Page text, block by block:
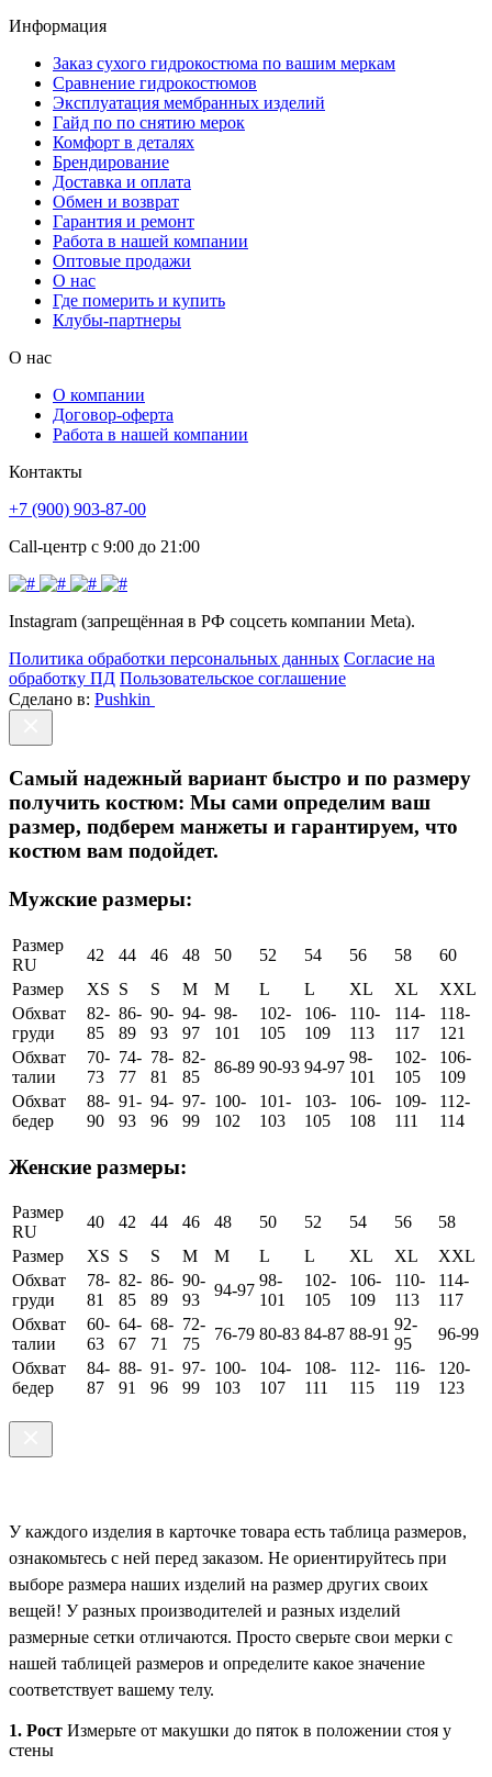
Информация
Заказ сухого гидрокостюма по вашим меркам
Сравнение гидрокостюмов
Эксплуатация мембранных изделий
Гайд по по снятию мерок
Комфорт в деталях
Брендирование
Доставка и оплата
Обмен и возврат
Гарантия и ремонт
Работа в нашей компании
Оптовые продажи
О нас
Где померить и купить
Клубы-партнеры
О нас
О компании
Договор-оферта
Работа в нашей компании
Контакты
+7 (900) 903-87-00
Call-центр с 9:00 до 21:00
Instagram (запрещённая в РФ соцсеть компании Meta).
Политика обработки персональных данных Согласие на
обработку ПД Пользовательское соглашение
Сделано в: Pushkin
Самый надежный вариант быстро и по размеру
получить костюм: Мы сами определим ваш
размер, подберем манжеты и гарантируем, что
костюм вам подойдет.
Мужские размеры:
Размер
RU
42 44 46 48 50 52 54 56 58
60
Размер
XS S S M M L L XL XL
XXL
Обхват
груди
82-
85
86-
89
90-
93
94-
97
98-
101
102-
105
106-
109
110-
113
114-
117
118-
121
Обхват
талии
70-
73
74-
77
78-
81
82-
85
86-89 90-93 94-97
98-
101
102-
105
106-
109
Обхват
бедер
88-
90
91-
93
94-
96
97-
99
100-
102
101-
103
103-
105
106-
108
109-
111
112-
114
Женские размеры:
Размер
RU
40 42 44 46 48 50 52 54 56
58
Размер
XS S S M M L L XL XL
XXL
Обхват
груди
78-
81
82-
85
86-
89
90-
93
94-97
98-
101
102-
105
106-
109
110-
113
114-
117
Обхват
талии
60-
63
64-
67
68-
71
72-
75
76-79 80-83 84-87 88-91
92-
95
96-99
Обхват
бедер
84-
87
88-
91
91-
96
97-
99
100-
103
104-
107
108-
111
112-
115
116-
119
120-
123
У каждого изделия в карточке товара есть таблица размеров,
ознакомьтесь с ней перед заказом. Не ориентируйтесь при
выборе размера наших изделий на размер других своих
вещей! У разных производителей и разных изделий
размерные сетки отличаются. Просто сверьте свои мерки с
нашей таблицей размеров и определите какое значение
соответствует вашему телу.
1. Рост Измерьте от макушки до пяток в положении стоя у
стены